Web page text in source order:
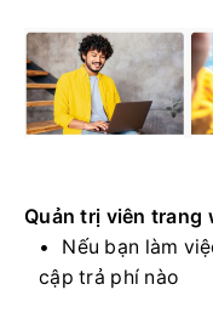
Quản trị viên trang
Nếu bạn làm
cập trả phí nào